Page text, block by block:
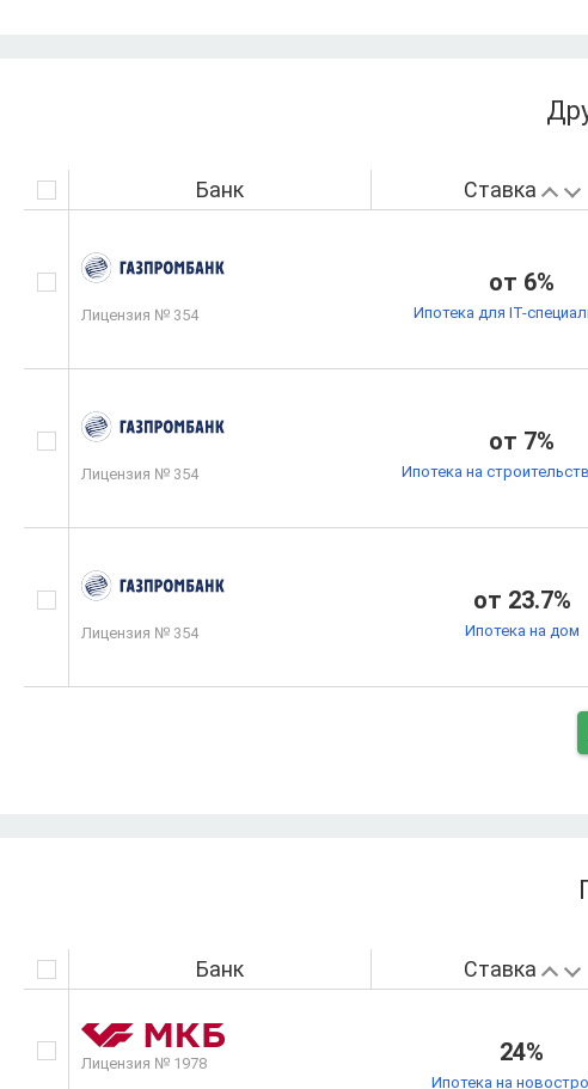
Банк Ставка
Лицензия № 354
от 6%
Ипотека для IT-
Лицензия № 354
от 7%
Ипотека на
Лицензия № 354
от 23.7%
Ипотека на дом
Банк Ставка
Лицензия № 1978 24%
Ипотека на